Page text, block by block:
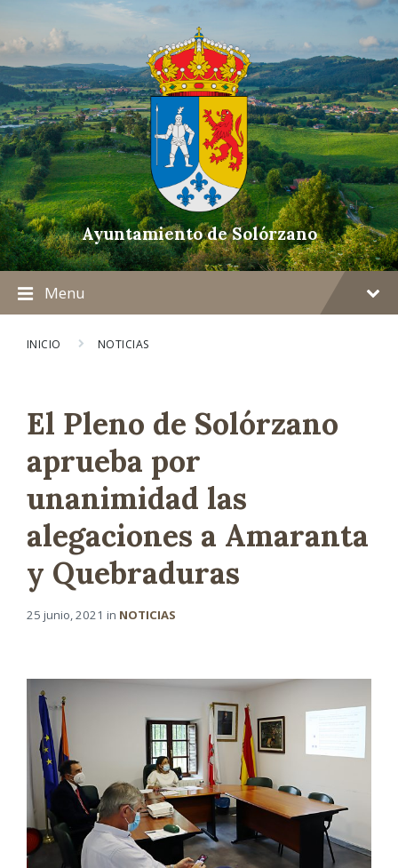
Ayuntamiento de Solórzano
Menu
INICIO NOTICIAS
El Pleno de Solórzano
aprueba por
unanimidad las
alegaciones a Amaranta
y Quebraduras
25 junio, 2021 in NOTICIAS